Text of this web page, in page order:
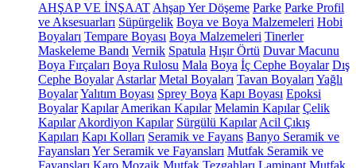
AHŞAP VE İNŞAAT Ahşap Yer Döşeme Parke Parke Profil
ve Aksesuarları Süpürgelik Boya ve Boya Malzemeleri Hobi
Boyaları Tempare Boyası Boya Malzemeleri Tinerler
Maskeleme Bandı Vernik Spatula Hışır Örtü Duvar Macunu
Boya Fırçaları Boya Rulosu Mala Boya İç Cephe Boyalar Dış
Cephe Boyalar Astarlar Metal Boyaları Tavan Boyaları Yağlı
BoyalarYalıtım Boyası Sprey Boya Kapı Boyası Epoksi
Boyalar Kapılar Amerikan Kapılar Melamin Kapılar Çelik
Kapılar Akordiyon Kapılar Sürgülü Kapılar Acil Çıkış
Kapıları Kapı Kolları Seramik ve Fayans Banyo Seramik ve
Fayansları Yer Seramik ve Fayansları Mutfak Seramik ve
Fayansları Karo Mozaik Mutfak Tezgahları Laminant Mutfak